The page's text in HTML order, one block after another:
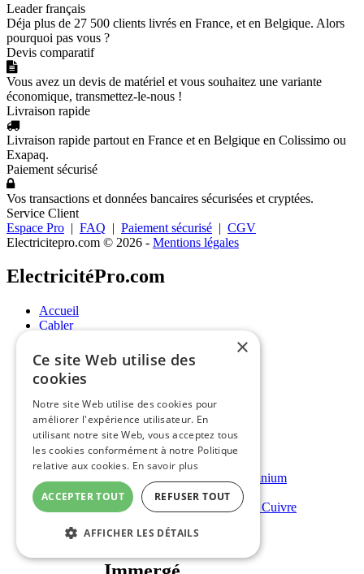
Leader français
Déja plus de 27 500 clients livrés en France, et en Belgique. Alors
pourquoi pas vous ?
Devis comparatif
Vous avez un devis de matériel et vous souhaitez une variante
économique, transmettez-le-nous !
Livraison rapide
Livraison rapide partout en France et en Belgique en Colissimo ou
Exapaq.
Paiement sécurisé
Vos transactions et données bancaires sécurisées et cryptées.
Service Client
Espace Pro | FAQ | Paiement sécurisé | CGV
Electricitepro.com © 2026 - Mentions légales
ElectricitéPro.com
Accueil
Cabler
Cabler
Câbles
U-1000 R2V Rigide - Cuivre
U-1000 AR2V Rigide - Aluminium
Câble BIO
U-1000 RVFV Rigide - Armé Cuivre
Immergé
×
Ce site Web utilise des
cookies
Notre site Web utilise des cookies pour
améliorer l'expérience utilisateur. En
utilisant notre site Web, vous acceptez tous
les cookies conformément à notre Politique
relative aux cookies. En savoir plus
ACCEPTER TOUT REFUSER TOUT
AFFICHER LES DÉTAILS